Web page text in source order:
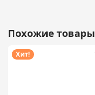
Похожие товары
Хит!